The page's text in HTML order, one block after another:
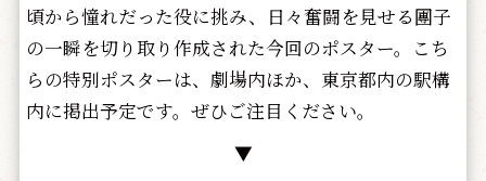
頃から憧れだった役に挑み、日々奮闘を見せる團子
の一瞬を切り取り作成された今回のポスター。こち
らの特別ポスターは、劇場内ほか、東京都内の駅構
内に掲出予定です。ぜひご注目ください。
▼